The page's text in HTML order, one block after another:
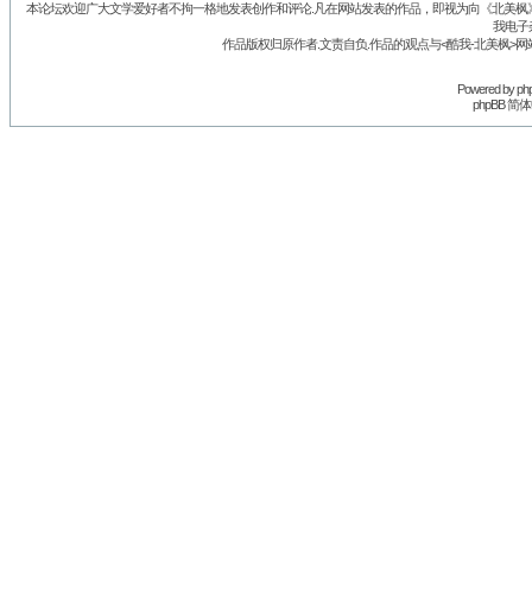
本论坛欢迎广大文学爱好者不拘一格地发表创作和评论.凡在网站发表的作品，即视为向《北美
我电子
作品版权归原作者.文责自负.作品的观点与<酷我-北美枫>
Powered by
phpBB 简